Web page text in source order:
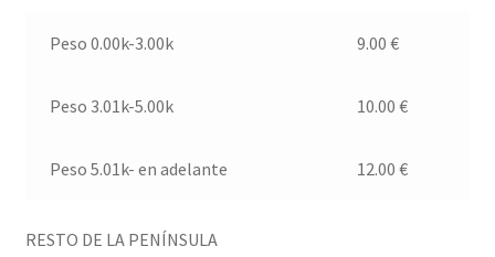
Peso 0.00k-3.00k 9.00 €
Peso 3.01k-5.00k 10.00 €
Peso 5.01k- en adelante 12.00 €
RESTO DE LA PENÍNSULA